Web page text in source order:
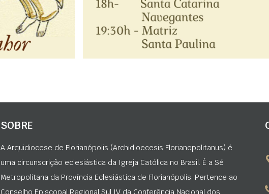
SOBRE
A Arquidiocese de Florianópolis (Archidioecesis Florianopolitanus) é
uma circunscrição eclesiástica da Igreja Católica no Brasil. É a Sé
Metropolitana da Província Eclesiástica de Florianópolis. Pertence ao
Conselho Episcopal Regional Sul IV da Conferência Nacional dos